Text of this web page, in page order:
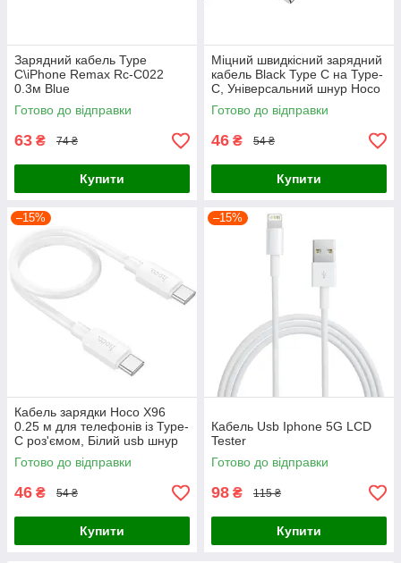
Зарядний кабель Type
C\iPhone Remax Rc-C022
0.3м Blue
Готово до відправки
63 ₴ 74 ₴
Купити
Міцний швидкісний зарядний
кабель Black Type C на Type-
C, Універсальний шнур Hoco
0.25m для передачі даних
60W
Готово до відправки
46 ₴ 54 ₴
Купити
–15%
Кабель зарядки Hoco X96
0.25 м для телефонів із Type-
C роз'ємом, Білий usb шнур
60W для швидкого
заряджання смартфонів
Готово до відправки
46 ₴ 54 ₴
Купити
–15%
Кабель Usb Iphone 5G LCD
Tester
Готово до відправки
98 ₴ 115 ₴
Купити